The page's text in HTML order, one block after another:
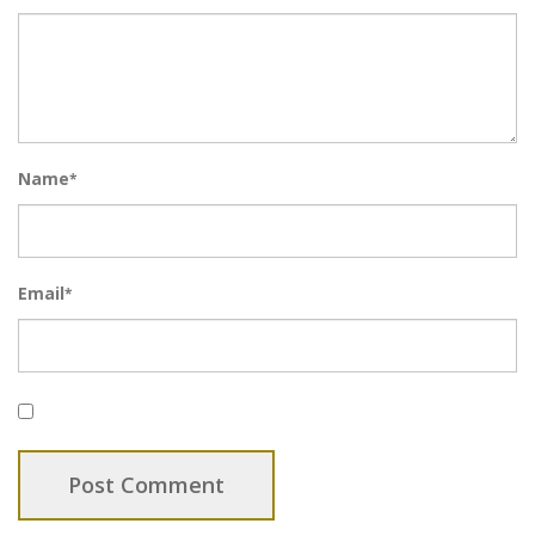
Name*
Email*